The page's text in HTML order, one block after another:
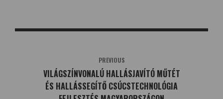
PREVIOUS
VILÁGSZÍNVONALÚ HALLÁSJAVÍTÓ MŰTÉT
ÉS HALLÁSSEGÍTŐ CSÚCSTECHNOLÓGIA